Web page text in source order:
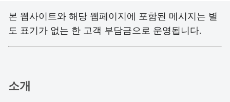
본 웹사이트와 해당 웹페이지에 포함된 메시지는 별
도 표기가 없는 한 고객 부담금으로 운영됩니다.
소개